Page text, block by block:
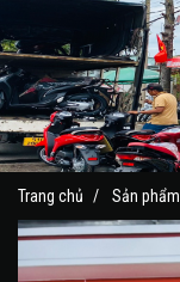
Trang chủ Sản phẩm